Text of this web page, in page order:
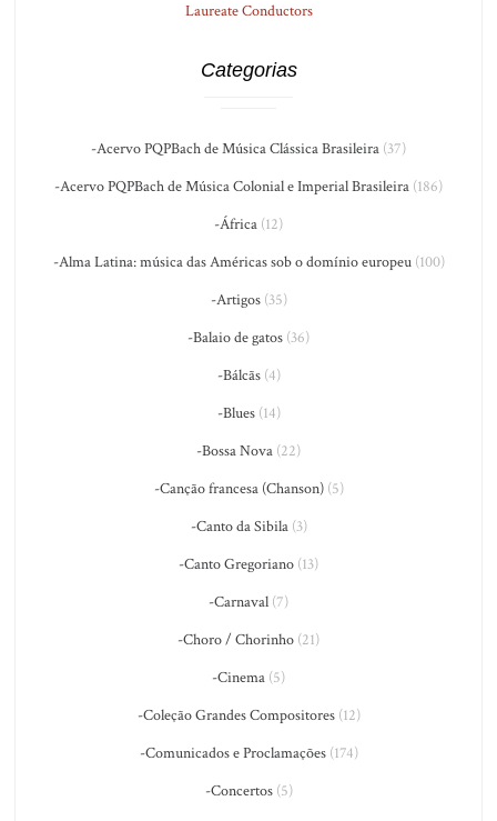
Laureate Conductors
Categorias
-Acervo PQPBach de Música Clássica Brasileira (37)
-Acervo PQPBach de Música Colonial e Imperial Brasileira (186)
-África (12)
-Alma Latina: música das Américas sob o domínio europeu(100)
-Artigos(35)
-Balaio de gatos (36)
-Bálcãs(4)
-Blues(14)
-Bossa Nova (22)
-Canção francesa (Chanson)(5)
-Canto da Sibila(3)
-Canto Gregoriano (13)
-Carnaval (7)
-Choro / Chorinho (21)
-Cinema (5)
-Coleção Grandes Compositores(12)
-Comunicados e Proclamações(174)
-Concertos(5)